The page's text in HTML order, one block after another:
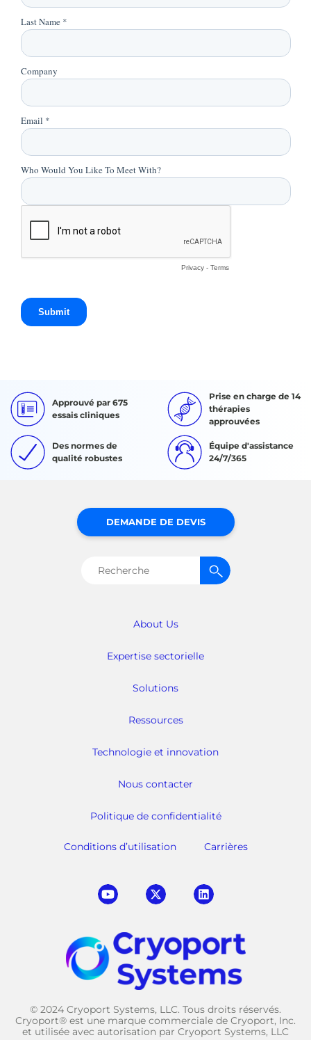
Approuvé par 675
essais cliniques
Prise en charge de 14
thérapies
approuvées
Des normes de
qualité robustes
Équipe d'assistance
24/7/365
About Us
Expertise sectorielle
Solutions
Ressources
Technologie et innovation
Nous contacter
Politique de confidentialité
Conditions d’utilisation Carrières
DEMANDE DE DEVIS
Rechercher :
© 2024 Cryoport Systems, LLC. Tous droits réservés.
Cryoport® est une marque commerciale de Cryoport, Inc.
et utilisée avec autorisation par Cryoport Systems, LLC